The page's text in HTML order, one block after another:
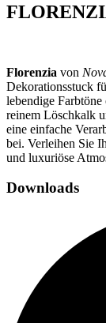
Florenzia von
Dekorationsstuck
lebendige
reinem Löschkalk
eine einfache
bei. Verleihen Sie
und luxuriöse
Downloads